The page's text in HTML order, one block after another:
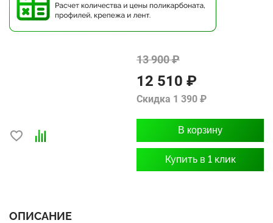
13 900 ₽
12 510 ₽
Скидка 1 390 ₽
В корзину
Купить в 1 клик
ОПИСАНИЕ